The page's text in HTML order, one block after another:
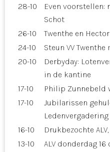
28-10
Even voorstellen:
Schot
26-10
Twenthe en
24-10
Steun VV
20-10
Derbyday:
in de kantine
17-10
Philip Zunnebeld
17-10
Jubilarissen
Ledenvergadering
16-10
Drukbezochte
13-10
ALV donderdag